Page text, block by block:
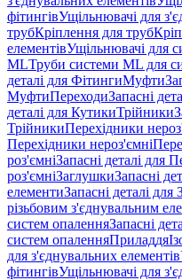
фітингівУщільнювачі для
трубКріплення для труб
елементівУщільнювачі для
MLТруби системи ML для
деталі для ФітингиМуфти
МуфтиПереходиЗапасні
деталі для КутикиТрійники
ТрійникиПерехідники
Перехідники нероз'ємні
роз'ємніЗапасні деталі для
роз'ємніЗаглушкиЗапасні
елементиЗапасні деталі
різьбовим з'єднувальним
систем опаленняЗапасні
систем опаленняПриладдя
для з'єднувальних елементів
фітингівУщільнювачі для